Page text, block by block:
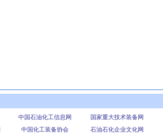
中国石油化工信息网 国家重大技术装备网
中国化工装备协会 石油石化企业文化网